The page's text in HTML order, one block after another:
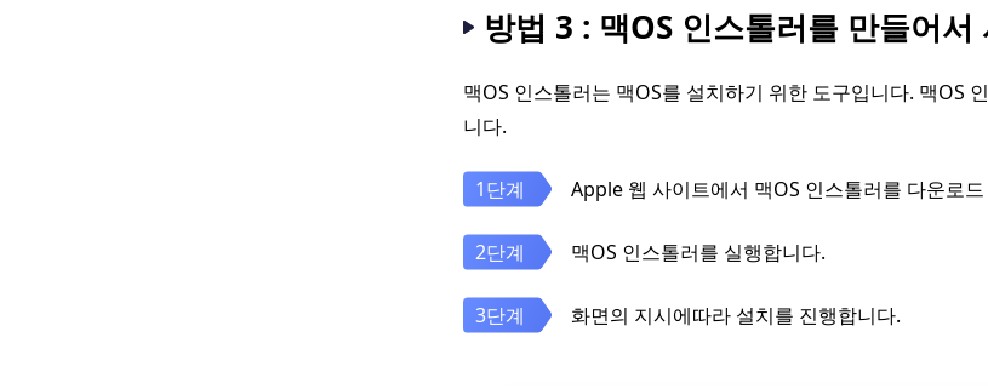
방법 3 : 맥OS 인스톨러를 만들어
맥OS 인스톨러는 맥OS를 설치하기 위한 도구입니다. 맥OS
니다.
Apple 웹 사이트에서 맥OS 인스톨러를 다운로
맥OS 인스톨러를 실행합니다.
화면의 지시에따라 설치를 진행합니다.